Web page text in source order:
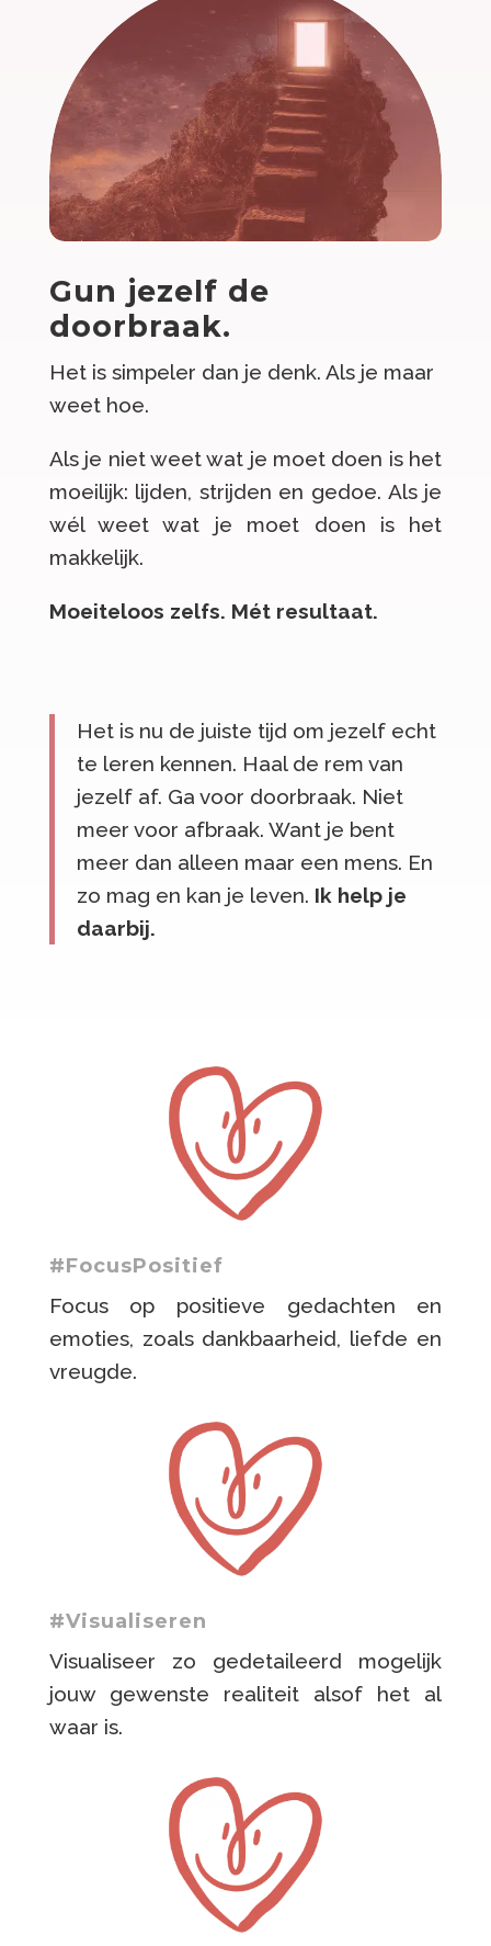
Gun jezelf de
doorbraak.
Het is simpeler dan je denk. Als je maar
weet hoe.
Als je niet weet wat je moet doen is het
moeilijk: lijden, strijden en gedoe. Als je
wél weet wat je moet doen is het
makkelijk.
Moeiteloos zelfs. Mét resultaat.
Het is nu de juiste tijd om jezelf echt
te leren kennen. Haal de rem van
jezelf af. Ga voor doorbraak. Niet
meer voor afbraak. Want je bent
meer dan alleen maar een mens. En
zo mag en kan je leven. Ik help je
daarbij.
#FocusPositief
Focus op positieve gedachten en
emoties, zoals dankbaarheid, liefde en
vreugde.
#Visualiseren
Visualiseer zo gedetaileerd mogelijk
jouw gewenste realiteit alsof het al
waar is.